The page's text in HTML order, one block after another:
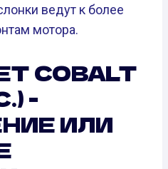
ведут к более
мотора.
COBALT
-
ИЛИ